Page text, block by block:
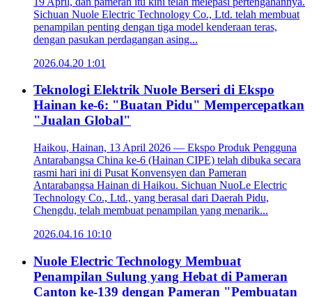
Sichuan Nuole Electric Technology Co., Ltd. telah membuat
penampilan penting dengan tiga model kenderaan teras,
dengan pasukan perdagangan asing...
2026.04.20 1:01
Teknologi Elektrik Nuole Berseri di Ekspo
Hainan ke-6: "Buatan Pidu" Mempercepatkan
"Jualan Global"
Haikou, Hainan, 13 April 2026 — Ekspo Produk Pengguna
Antarabangsa China ke-6 (Hainan CIPE) telah dibuka secara
rasmi hari ini di Pusat Konvensyen dan Pameran
Antarabangsa Hainan di Haikou. Sichuan NuoLe Electric
Technology Co., Ltd., yang berasal dari Daerah Pidu,
Chengdu, telah membuat penampilan yang menarik...
2026.04.16 10:10
Nuole Electric Technology Membuat
Penampilan Sulung yang Hebat di Pameran
Canton ke-139 dengan Pameran "Pembuatan